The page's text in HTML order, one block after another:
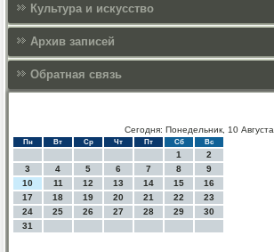
Культура и искусcтво
Архив записей
Обратная связь
Сегодня: Понедельник, 10 Августа
Пн Вт Ср Чт Пт Сб Вс
1
2
3
4 5 6 7 8
9
10
11 12 13 14 15
16
17
18 19 20 21 22
23
24
25 26 27 28 29
30
31